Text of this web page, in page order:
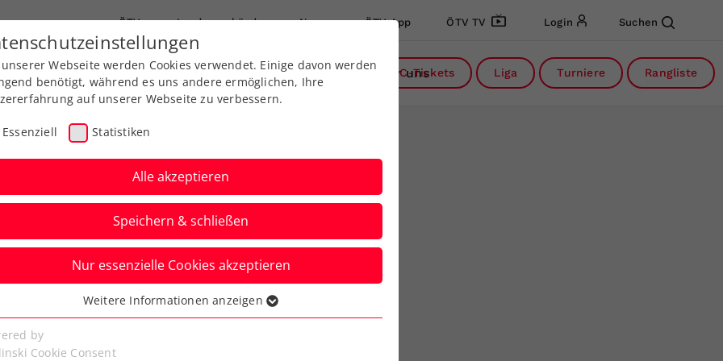
ÖTV Landesverbände News ÖTV App ÖTV TV Login Suchen
Leistungssport Ausbildung Services Über uns
DC-Tickets Liga Turniere Rangliste
den sportlichen
Jahres
Webseite werden Cookies verwendet. Einige davon werden
benötigt, während es uns andere ermöglichen, Ihre
auf unserer Webseite zu verbessern.
Essenziell Statistiken
Alle akzeptieren
Speichern & schließen
Nur essenzielle Cookies akzeptieren
Cookies werden für grundlegende Funktionen der
benötigt. Dadurch ist gewährleistet, dass die Webseite
Weitere Informationen anzeigen
by
Cookie Consent